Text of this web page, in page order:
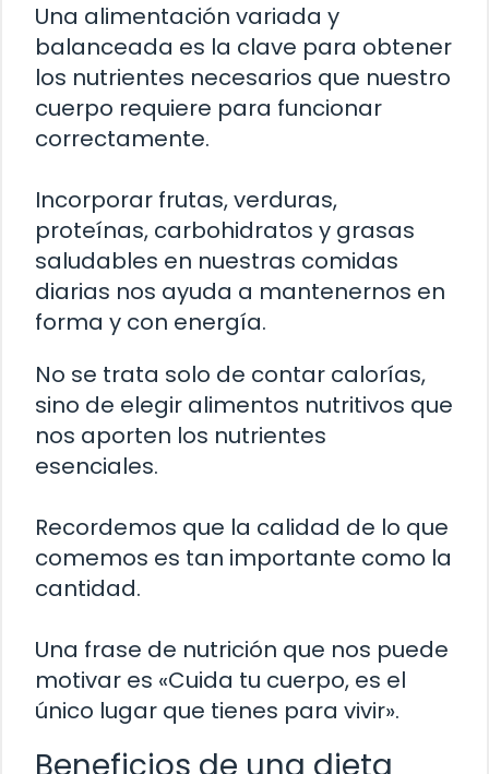
Una alimentación variada y
balanceada es la clave para obtener
los nutrientes necesarios que nuestro
cuerpo requiere para funcionar
correctamente.
Incorporar frutas, verduras,
proteínas, carbohidratos y grasas
saludables en nuestras comidas
diarias nos ayuda a mantenernos en
forma y con energía.
No se trata solo de contar calorías,
sino de elegir alimentos nutritivos que
nos aporten los nutrientes
esenciales.
Recordemos que la calidad de lo que
comemos es tan importante como la
cantidad.
Una frase de nutrición que nos puede
motivar es «Cuida tu cuerpo, es el
único lugar que tienes para vivir».